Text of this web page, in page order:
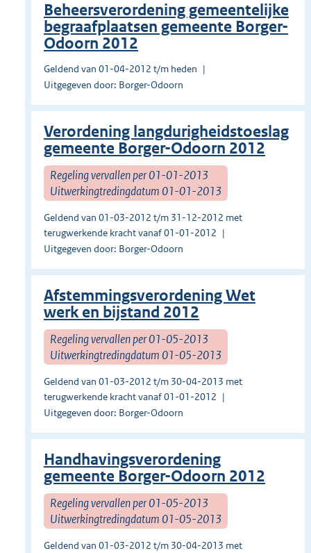
Beheersverordening gemeentelijke
begraafplaatsen gemeente Borger-
Odoorn 2012
Geldend van 01-04-2012 t/m heden
Uitgegeven door: Borger-Odoorn
Verordening langdurigheidstoeslag
gemeente Borger-Odoorn 2012
Regeling vervallen per 01-01-2013
Uitwerkingtredingdatum 01-01-2013
Geldend van 01-03-2012 t/m 31-12-2012 met
terugwerkende kracht vanaf 01-01-2012
Uitgegeven door: Borger-Odoorn
Afstemmingsverordening Wet
werk en bijstand 2012
Regeling vervallen per 01-05-2013
Uitwerkingtredingdatum 01-05-2013
Geldend van 01-03-2012 t/m 30-04-2013 met
terugwerkende kracht vanaf 01-01-2012
Uitgegeven door: Borger-Odoorn
Handhavingsverordening
gemeente Borger-Odoorn 2012
Regeling vervallen per 01-05-2013
Uitwerkingtredingdatum 01-05-2013
Geldend van 01-03-2012 t/m 30-04-2013 met